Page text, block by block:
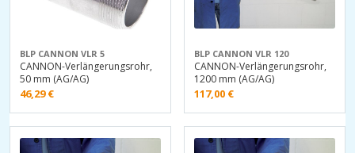
BLP CANNON VLR 5
CANNON-Verlängerungsrohr,
50 mm (AG/AG)
46,29€
BLP CANNON VLR 120
CANNON-Verlängerungsrohr,
1200 mm (AG/AG)
117,00 €